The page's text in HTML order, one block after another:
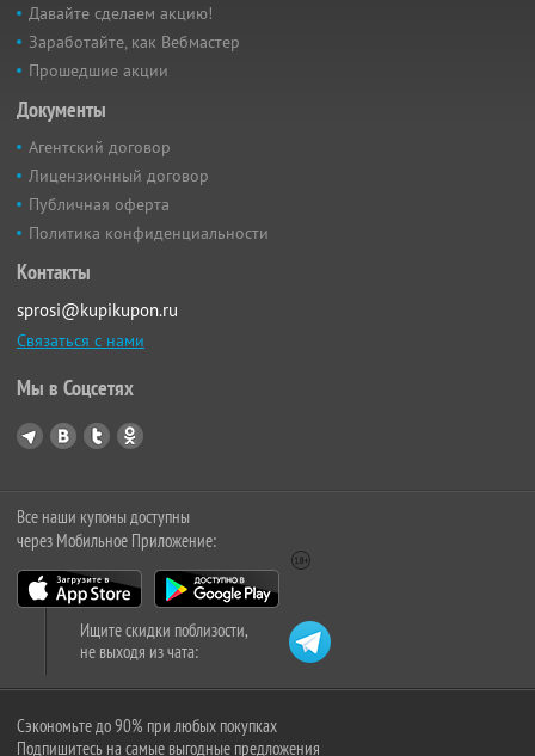
Давайте сделаем акцию!
Заработайте, как Вебмастер
Прошедшие акции
Документы
Агентский договор
Лицензионный договор
Публичная оферта
Политика конфиденциальности
Контакты
sprosi@kupikupon.ru
Связаться с нами
Мы в Соцсетях
Все наши купоны доступны
через Мобильное Приложение:
Ищите скидки поблизости,
не выходя из чата:
Сэкономьте до 90% при любых покупках
Подпишитесь на самые выгодные предложения